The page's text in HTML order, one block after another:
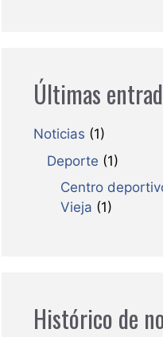
Últimas
Noticias (1)
Deporte (1)
Centro
Vieja (1)
Histórico de